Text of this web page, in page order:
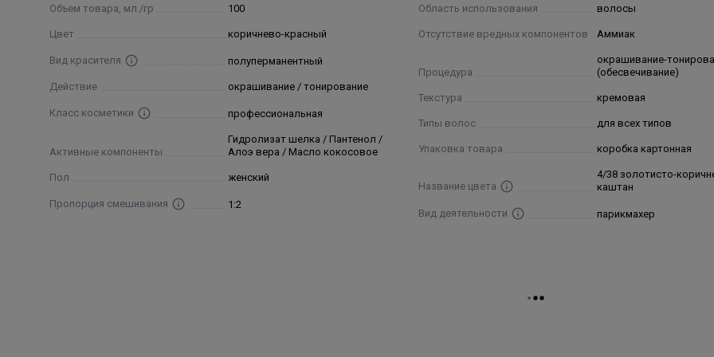
поддающихся окрашиванию.
Состав
Aqua (water), Cetearyl alcohol, Ethanolamine, Lauryl alcohol, Ceteareth-20, Laureth-30, Sodium laureth sulfate,
chloride, Bis (c13-15 alkoxy) pg amodimethicone, Hydrogenated coconut oil, Polyquatemium-10, Hydrolyzed silk protein
(hydrolyzed silk), Aloe barbadensis gel (aloe barbadensis leaf juice), Panthenol, Sodium bisulfate, Ascorbic acid,
edta, Parfum (fragrance), Simethicone, Maltodextrin, P-phenylenediamine, Resorcinol, P-aminophenol, M-aminophenol.
Объем товара, мл./гр 100
Цвет коричнево-красный
Вид красителя полуперманентный
Действие окрашивание / тонирование
Класс косметики профессиональная
Активные компоненты
Гидролизат шелка / Пантенол /
Алоэ вера / Масло кокосовое
Пол женский
Пропорция смешивания 1:2
Область использования волосы
Отсутствие вредных компонентов Аммиак
Процедура
окрашивание-
(обесвечивание)
Текстура кремовая
Типы волос для всех типов
Упаковка товара коробка картонная
Название цвета
4/38 золотисто-
каштан
Вид деятельности парикмахер